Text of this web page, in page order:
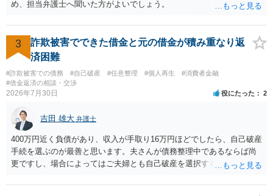
め、担当弁護士へ聞いた方がよいでしょう。
3
詐欺被害でできた借金と元の借金が積み重なり返
済困難
#詐欺被害での債務 #自己破産 #任意整理 #個人再生
#消費者金融
#借金返済の相談・交渉
2026年7月30日 役にたった 2
吉田 雄大 弁護士
400万円近く負債があり、収入が手取り16万円ほどでしたら、自己破産
手続を選ぶのが最善と思います。夫さんが債務整理中であるならば尚
更ですし、場合によってはご夫婦とも自己破産を選択する方法もある